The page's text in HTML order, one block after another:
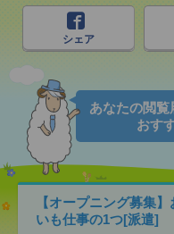
シェア
あなたの閲覧
おす
【オープニング募集
いも仕事の1つ[派遣]